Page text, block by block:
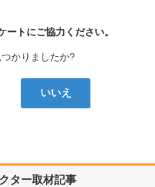
ートにご協力ください。
かりましたか?
いいえ
ター取材記事